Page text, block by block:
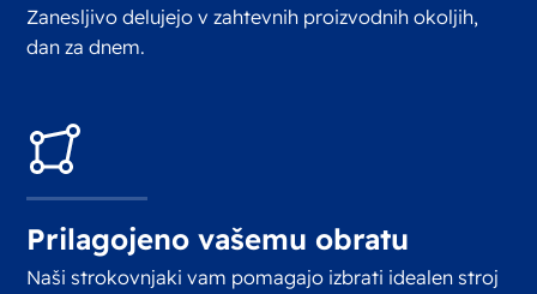
Zanesljivo delujejo v zahtevnih proizvodnih okoljih,
dan za dnem.
Prilagojeno vašemu obratu
Naši strokovnjaki vam pomagajo izbrati idealen stroj